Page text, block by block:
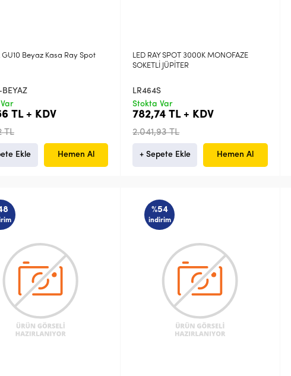
Beyaz Kasa Ray Spot
TL + KDV
TL
Ekle Hemen Al
LED RAY SPOT 3000K MONOFAZE
SOKETLİ JÜPİTER
LR464S
Stokta Var
782,74 TL + KDV
2.041,93 TL
+ Sepete Ekle Hemen Al
%54
indirim